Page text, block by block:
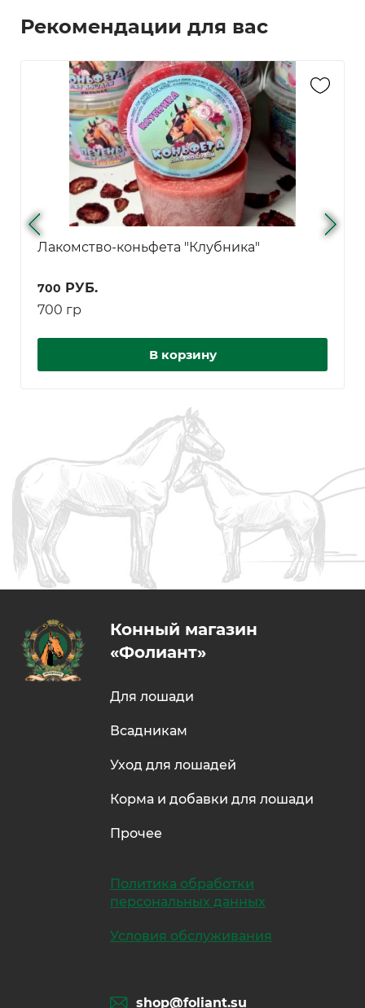
Рекомендации для вас
Лакомство-коньфета "Клубника"
700 РУБ.
700 гр
В корзину
Конный магазин
«Фолиант»
Для лошади
Всадникам
Уход для лошадей
Корма и добавки для лошади
Прочее
Политика обработки
персональных данных
Условия обслуживания
shop@foliant.su